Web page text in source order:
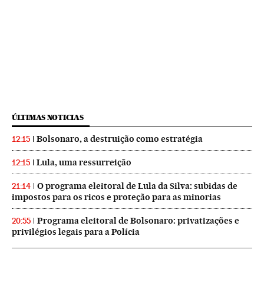
ÚLTIMAS NOTICIAS
12:15 Bolsonaro, a destruição como estratégia
12:15 Lula, uma ressurreição
21:14
O programa eleitoral de Lula da Silva: subidas de
impostos para os ricos e proteção para as minorias
20:55
Programa eleitoral de Bolsonaro: privatizações e
privilégios legais para a Polícia